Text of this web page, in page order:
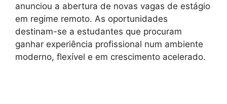
anunciou a abertura de novas vagas de estágio
em regime remoto. As oportunidades
destinam-se a estudantes que procuram
ganhar experiência profissional num ambiente
moderno, flexível e em crescimento acelerado.